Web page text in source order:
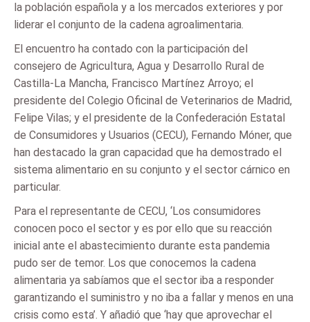
la población española y a los mercados exteriores y por
liderar el conjunto de la cadena agroalimentaria.
El encuentro ha contado con la participación del
consejero de Agricultura, Agua y Desarrollo Rural de
Castilla-La Mancha, Francisco Martínez Arroyo; el
presidente del Colegio Oficinal de Veterinarios de Madrid,
Felipe Vilas; y el presidente de la Confederación Estatal
de Consumidores y Usuarios (CECU), Fernando Móner, que
han destacado la gran capacidad que ha demostrado el
sistema alimentario en su conjunto y el sector cárnico en
particular.
Para el representante de CECU, ‘Los consumidores
conocen poco el sector y es por ello que su reacción
inicial ante el abastecimiento durante esta pandemia
pudo ser de temor. Los que conocemos la cadena
alimentaria ya sabíamos que el sector iba a responder
garantizando el suministro y no iba a fallar y menos en una
crisis como esta’. Y añadió que ‘hay que aprovechar el